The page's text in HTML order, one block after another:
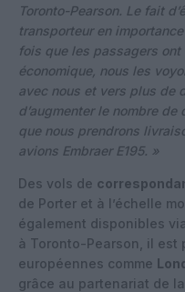
Toronto-Pearson. Le fait
transporteur en
fois que les passagers
économique, nous les
avec nous et vers plus de
d’augmenter le nombre
que nous prendrons
avions Embraer E195. »
Des vols de
de Porter et à l’échelle
également disponibles
à Toronto-Pearson, il est
européennes comme
grâce au partenariat de